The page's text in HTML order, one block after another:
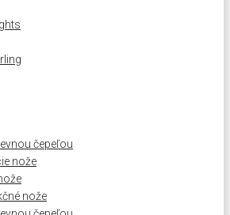
čepeľou
nože
nože